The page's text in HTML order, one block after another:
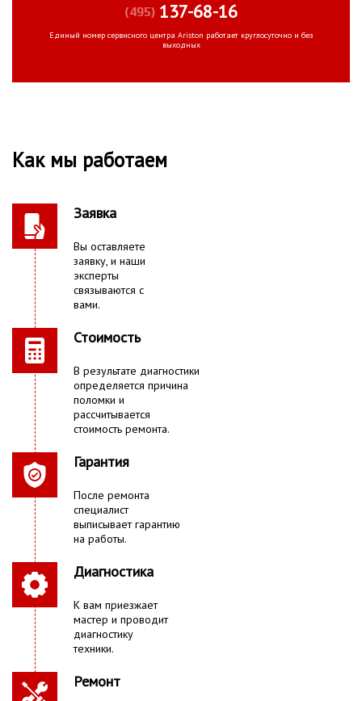
(495) 137-68-16
Единый номер сервисного центра Ariston работает круглосуточно и без
выходных
Как мы работаем
Заявка
Вы оставляете
заявку, и наши
эксперты
связываются с
вами.
Стоимость
В результате диагностики
определяется причина
поломки и
рассчитывается
стоимость ремонта.
Гарантия
После ремонта
специалист
выписывает гарантию
на работы.
Диагностика
К вам приезжает
мастер и проводит
диагностику
техники.
Ремонт